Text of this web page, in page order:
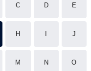
C D E
H J
M N O